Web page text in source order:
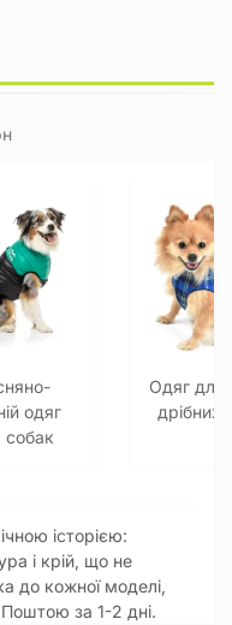
одяг
собак
Одяг для
дрібних
історією:
і крій, що не
до кожної моделі,
за 1-2 дні.